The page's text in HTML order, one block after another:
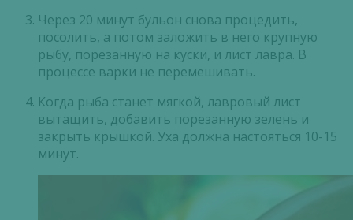
Через 20 минут бульон снова процедить,
посолить, а потом заложить в него крупную
рыбу, порезанную на куски, и лист лавра. В
процессе варки не перемешивать.
Когда рыба станет мягкой, лавровый лист
вытащить, добавить порезанную зелень и
закрыть крышкой. Уха должна настояться 10-15
минут.